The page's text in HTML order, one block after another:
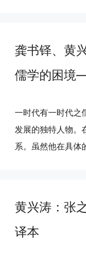
龚书铎、黄
儒学的困境
一时代有一时代之
发展的独特人物。
系。虽然他在具体
黄兴涛：张
译本